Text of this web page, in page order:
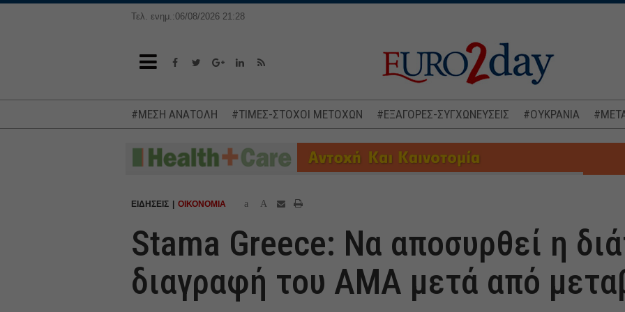
Τελ. ενημ.:06/08/2026 21:28
#ΜΕΣΗ ΑΝΑΤΟΛΗ #ΤΙΜΕΣ-ΣΤΟΧΟΙ ΜΕΤΟΧΩΝ #ΕΞΑΓΟΡΕΣ-ΣΥΓΧΩΝΕΥΣΕΙΣ #ΟΥΚΡΑΝΙΑ
ΕΙΔΗΣΕΙΣ ΟΙΚΟΝΟΜΙΑ a A
Stama Greece: Να αποσυρθεί η
διαγραφή του ΑΜΑ μετά από